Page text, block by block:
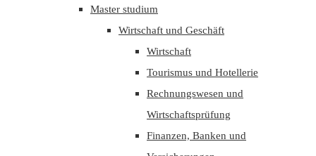
Master studium
Wirtschaft und Geschäft
Wirtschaft
Tourismus und Hotellerie
Rechnungswesen und
Wirtschaftsprüfung
Finanzen, Banken und